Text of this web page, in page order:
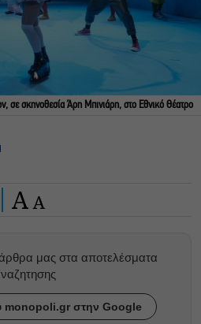
σκηνοθεσία Άρη Μπινιάρη, στο Εθνικό Θέατρο
A A
μας στα αποτελέσματα
monopoli.gr στην Google